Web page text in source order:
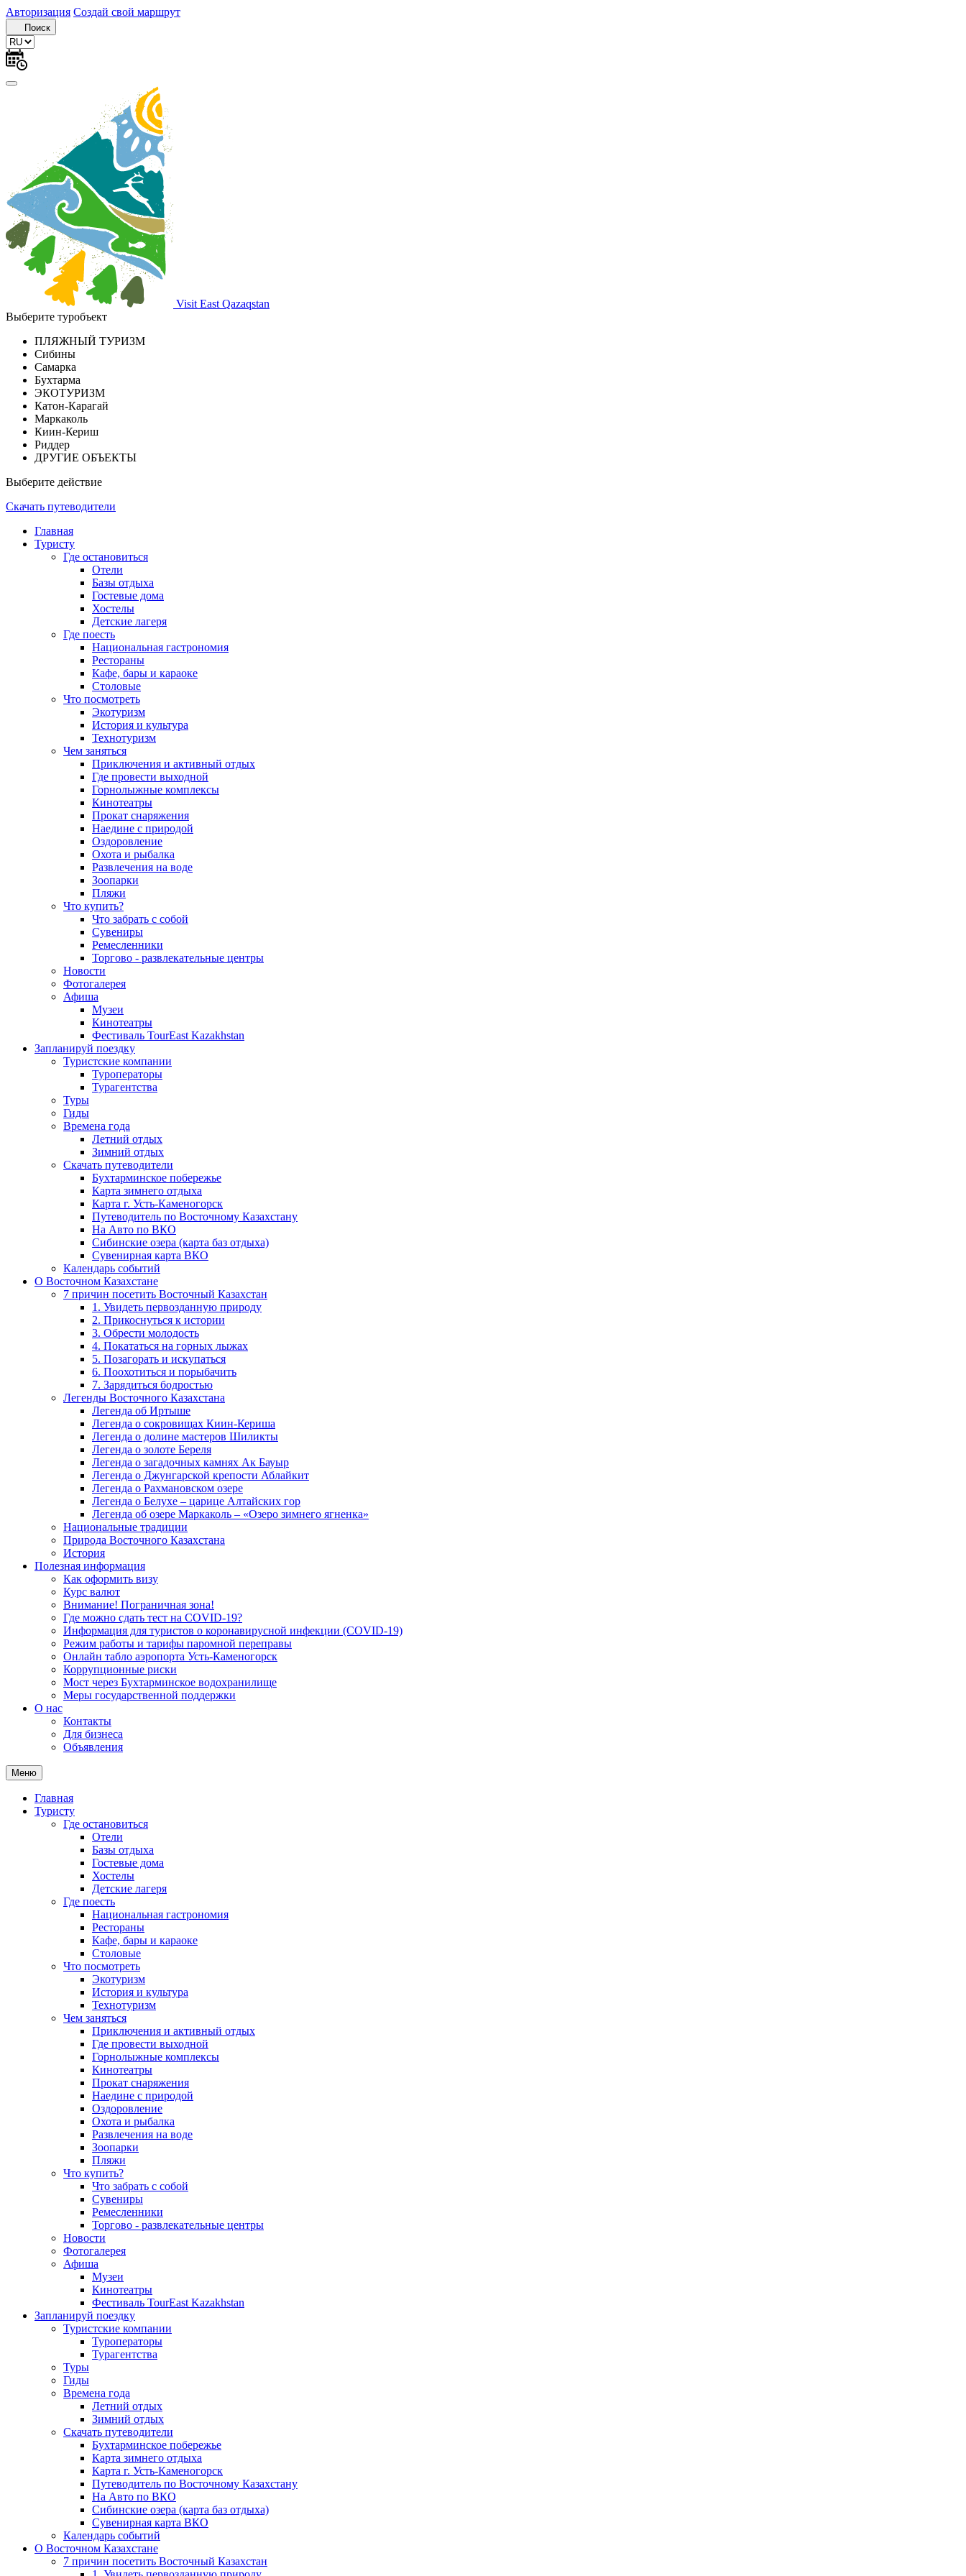
Авторизация Создай свой маршрут
Поиск
Visit East Qazaqstan
Выберите туробъект
ПЛЯЖНЫЙ ТУРИЗМ
Сибины
Самарка
Бухтарма
ЭКОТУРИЗМ
Катон-Карагай
Маркаколь
Киин-Кериш
Риддер
ДРУГИЕ ОБЪЕКТЫ
Выберите действие
Скачать путеводители
Главная
Туристу
Где остановиться
Отели
Базы отдыха
Гостевые дома
Хостелы
Детские лагеря
Где поесть
Национальная гастрономия
Рестораны
Кафе, бары и караоке
Столовые
Что посмотреть
Экотуризм
История и культура
Технотуризм
Чем заняться
Приключения и активный отдых
Где провести выходной
Горнолыжные комплексы
Кинотеатры
Прокат снаряжения
Наедине с природой
Оздоровление
Охота и рыбалка
Развлечения на воде
Зоопарки
Пляжи
Что купить?
Что забрать с собой
Сувениры
Ремесленники
Торгово - развлекательные центры
Новости
Фотогалерея
Афиша
Музеи
Кинотеатры
Фестиваль TourEast Kazakhstan
Запланируй поездку
Туристские компании
Туроператоры
Турагентства
Туры
Гиды
Времена года
Летний отдых
Зимний отдых
Скачать путеводители
Бухтарминское побережье
Карта зимнего отдыха
Карта г. Усть-Каменогорск
Путеводитель по Восточному Казахстану
На Авто по ВКО
Сибинские озера (карта баз отдыха)
Сувенирная карта ВКО
Календарь событий
О Восточном Казахстане
7 причин посетить Восточный Казахстан
1. Увидеть первозданную природу
2. Прикоснуться к истории
3. Обрести молодость
4. Покататься на горных лыжах
5. Позагорать и искупаться
6. Поохотиться и порыбачить
7. Зарядиться бодростью
Легенды Восточного Казахстана
Легенда об Иртыше
Легенда о сокровищах Киин-Кериша
Легенда о долине мастеров Шиликты
Легенда о золоте Береля
Легенда о загадочных камнях Ак Бауыр
Легенда о Джунгарской крепости Аблайкит
Легенда о Рахмановском озере
Легенда о Белухе – царице Алтайских гор
Легенда об озере Маркаколь – «Озеро зимнего ягненка»
Национальные традиции
Природа Восточного Казахстана
История
Полезная информация
Как оформить визу
Курс валют
Внимание! Пограничная зона!
Где можно сдать тест на COVID-19?
Информация для туристов о коронавирусной инфекции (COVID-19)
Режим работы и тарифы паромной переправы
Онлайн табло аэропорта Усть-Каменогорск
Коррупционные риски
Мост через Бухтарминское водохранилище
Меры государственной поддержки
О нас
Контакты
Для бизнеса
Объявления
Меню
Главная
Туристу
Где остановиться
Отели
Базы отдыха
Гостевые дома
Хостелы
Детские лагеря
Где поесть
Национальная гастрономия
Рестораны
Кафе, бары и караоке
Столовые
Что посмотреть
Экотуризм
История и культура
Технотуризм
Чем заняться
Приключения и активный отдых
Где провести выходной
Горнолыжные комплексы
Кинотеатры
Прокат снаряжения
Наедине с природой
Оздоровление
Охота и рыбалка
Развлечения на воде
Зоопарки
Пляжи
Что купить?
Что забрать с собой
Сувениры
Ремесленники
Торгово - развлекательные центры
Новости
Фотогалерея
Афиша
Музеи
Кинотеатры
Фестиваль TourEast Kazakhstan
Запланируй поездку
Туристские компании
Туроператоры
Турагентства
Туры
Гиды
Времена года
Летний отдых
Зимний отдых
Скачать путеводители
Бухтарминское побережье
Карта зимнего отдыха
Карта г. Усть-Каменогорск
Путеводитель по Восточному Казахстану
На Авто по ВКО
Сибинские озера (карта баз отдыха)
Сувенирная карта ВКО
Календарь событий
О Восточном Казахстане
7 причин посетить Восточный Казахстан